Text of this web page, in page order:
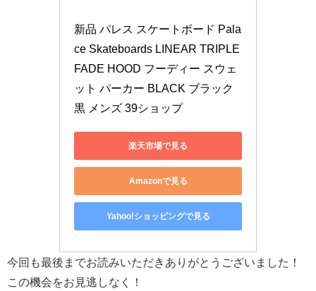
新品 パレス スケートボード Pala
ce Skateboards LINEAR TRIPLE
FADE HOOD フーディー スウェ
ット パーカー BLACK ブラック
黒 メンズ 39ショップ
楽天市場で見る
Amazonで見る
Yahoo!ショッピングで見る
今回も最後までお読みいただきありがとうございました！
この機会をお見逃しなく！